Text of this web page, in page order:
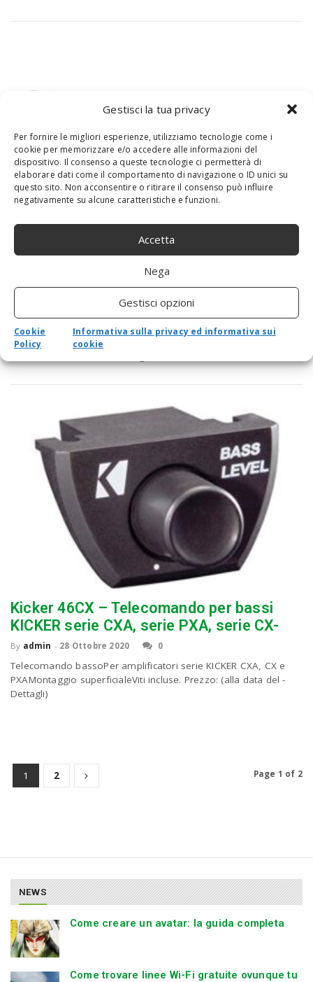
Gestisci la tua privacy
Per fornire le migliori esperienze, utilizziamo tecnologie come i
cookie per memorizzare e/o accedere alle informazioni del
dispositivo. Il consenso a queste tecnologie ci permetterà di
elaborare dati come il comportamento di navigazione o ID unici su
questo sito. Non acconsentire o ritirare il consenso può influire
negativamente su alcune caratteristiche e funzioni.
Accetta
Nega
Gestisci opzioni
Cookie
Policy
Informativa sulla privacy ed informativa sui
cookie
Polycom VSX 8400 Presenter Paesi Code
23 UK inglese con telecomando e cavo di
alimentazione
Byadmin 29 Ottobre 2020 0
Kicker 46CX – Telecomando per bassi
KICKER serie CXA, serie PXA, serie CX-
By admin - 28 Ottobre 2020 0
Telecomando bassoPer amplificatori serie KICKER CXA, CX e
PXAMontaggio superficialeViti incluse. Prezzo: (alla data del -
Dettagli)
1 2 Page 1 of 2
NEWS
Come creare un avatar: la guida completa
Come trovare linee Wi-Fi gratuite ovunque tu